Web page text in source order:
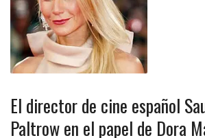
El director de cine español
Paltrow en el papel de Dora